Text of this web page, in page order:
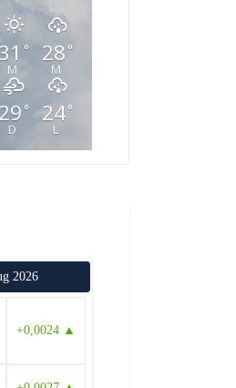
31 °
M
28 °
M
29 °
D
24°
L
2026
+0,0024 ▲